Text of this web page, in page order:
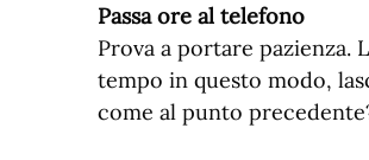
Passa ore al telefono
Prova a portare pazienza.
tempo in questo modo,
come al punto